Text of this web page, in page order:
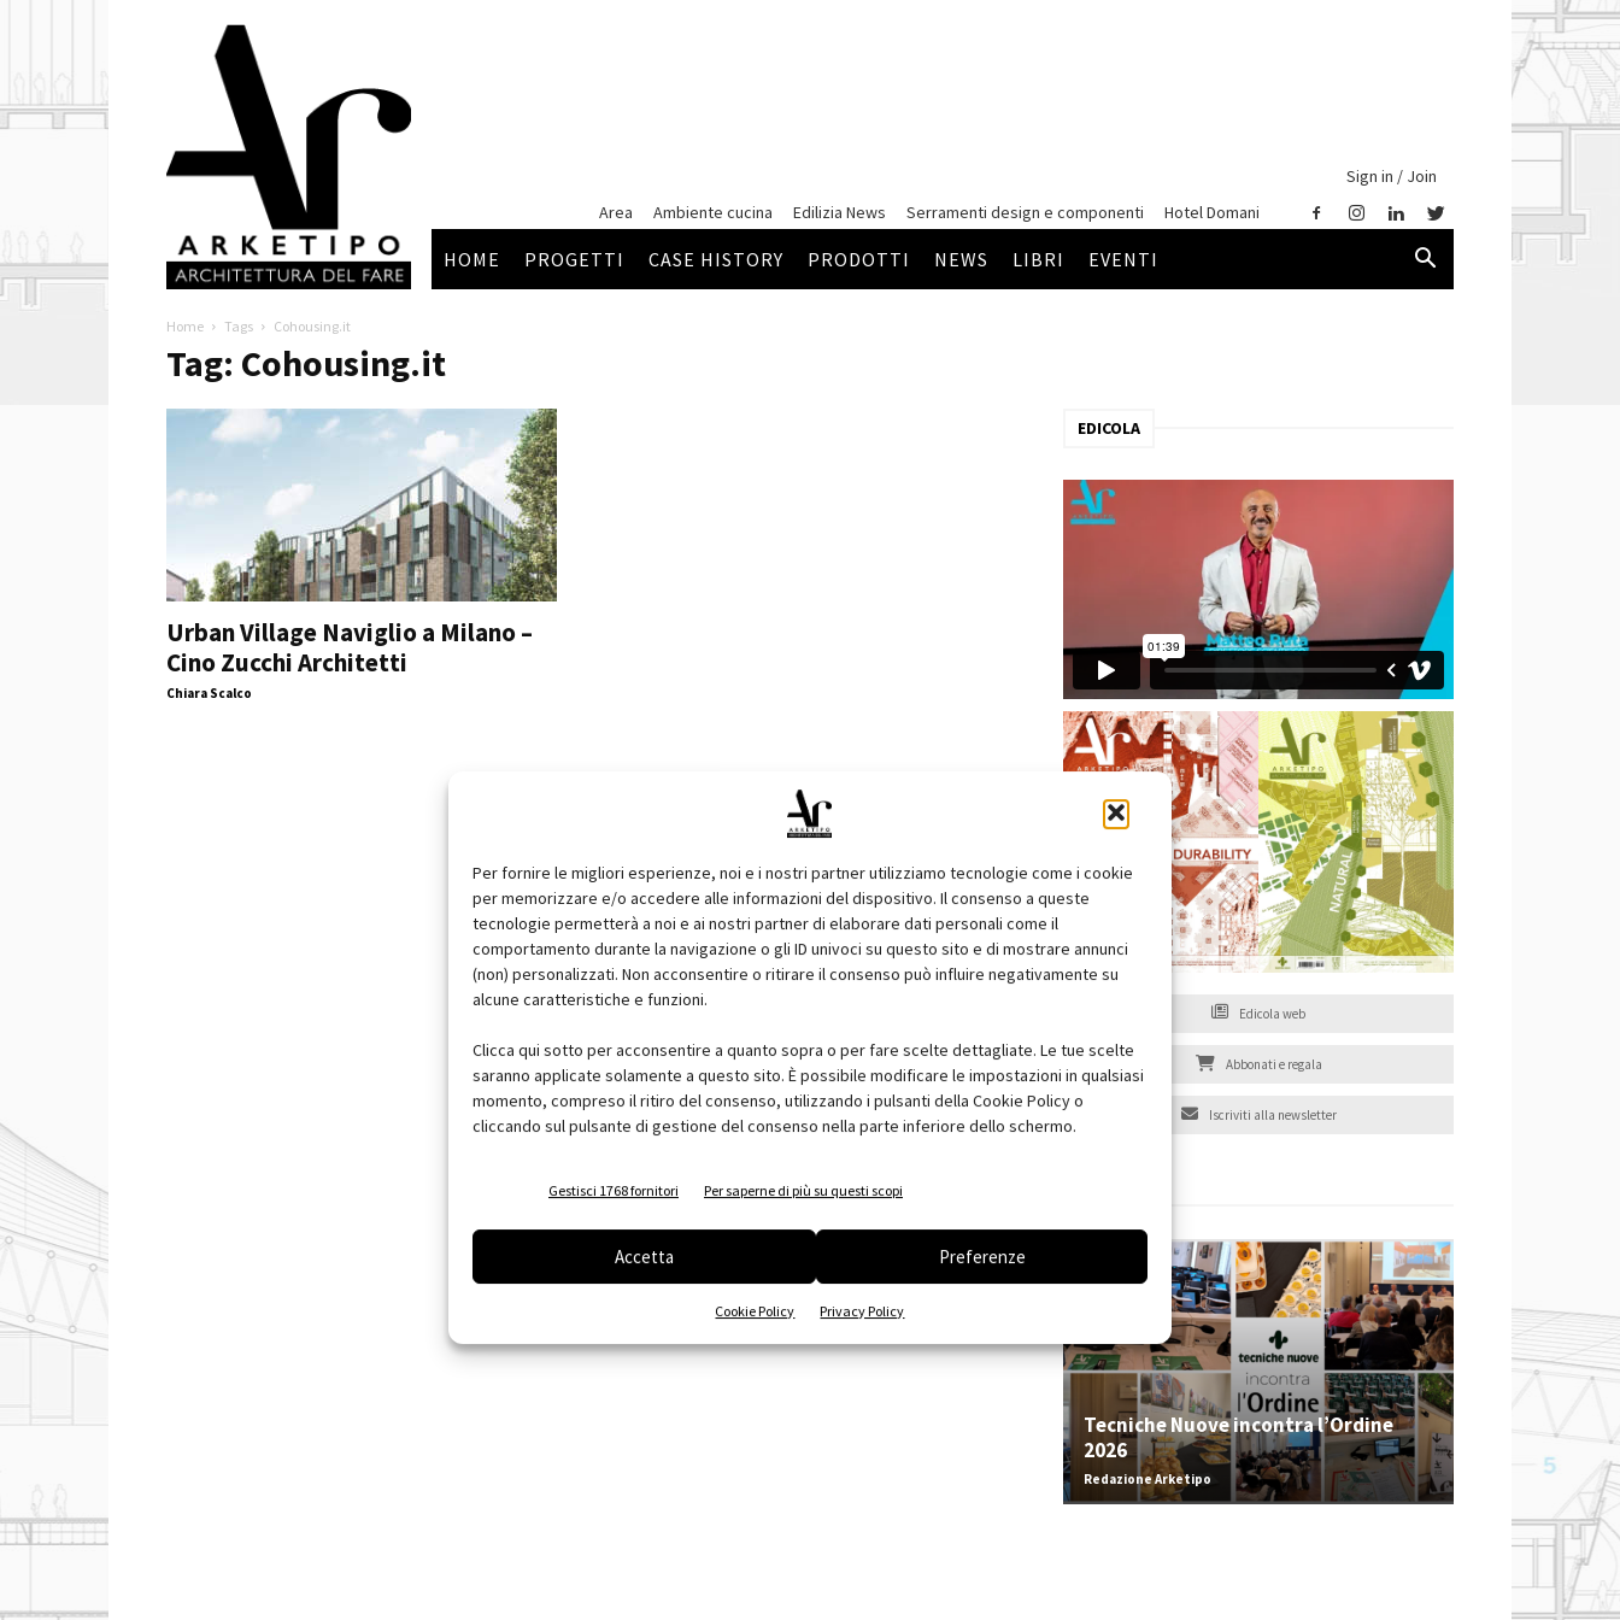
Per fornire le migliori esperienze, noi e i nostri partner utilizziamo tecnologie come i cookie
per memorizzare e/o accedere alle informazioni del dispositivo. Il consenso a queste
tecnologie permetterà a noi e ai nostri partner di elaborare dati personali come il
comportamento durante la navigazione o gli ID univoci su questo sito e di mostrare annunci
(non) personalizzati. Non acconsentire o ritirare il consenso può influire negativamente su
alcune caratteristiche e funzioni.
Clicca qui sotto per acconsentire a quanto sopra o per fare scelte dettagliate. Le tue scelte
saranno applicate solamente a questo sito. È possibile modificare le impostazioni in qualsiasi
momento, compreso il ritiro del consenso, utilizzando i pulsanti della Cookie Policy o
cliccando sul pulsante di gestione del consenso nella parte inferiore dello schermo.
Gestisci 1768 fornitori Per saperne di più su questi scopi
Accetta Preferenze
Cookie Policy Privacy Policy
Arketipo
Sign in / Join
Area
Ambiente cucina Edilizia News Serramenti design e componenti Hotel Domani
HOME PROGETTI CASE HISTORY PRODOTTI NEWS LIBRI EVENTI
Home Tags Cohousing.it
Tag: Cohousing.it
Urban Village Naviglio a Milano –
Cino Zucchi Architetti
Chiara Scalco
EDICOLA
Edicola web
Abbonati e regala
Iscriviti alla newsletter
Tecniche Nuove incontra l’Ordine
2026
Redazione Arketipo